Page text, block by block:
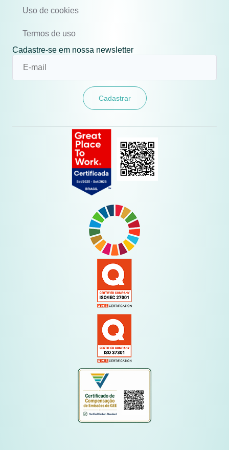
Uso de cookies
Termos de uso
Cadastre-se em nossa newsletter
Cadastrar